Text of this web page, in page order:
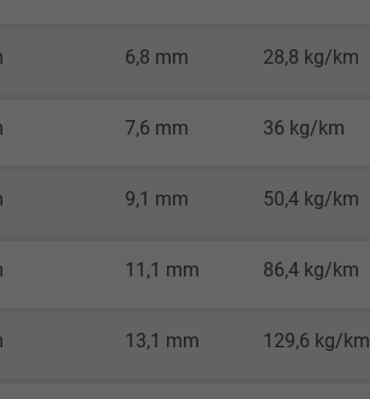
statistische Daten darüber, wie der
die Website nutzt.
LLC
auf der Website zu
6,8 mm 28,8 kg/km
7,6 mm 36 kg/km
9,1 mm 50,4 kg/km
11,1 mm 86,4 kg/km
13,1 mm 129,6 kg/km